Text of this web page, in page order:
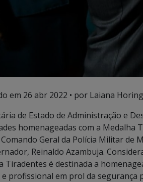
em 26 abr 2022 • por Laiana
de Estado de Administração e
homenageadas com a Medalha
Geral da Polícia Militar de
Reinaldo Azambuja.
Tiradentes é destinada a
e profissional em prol da segurança